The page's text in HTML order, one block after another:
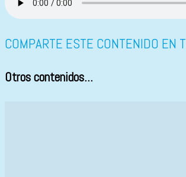
COMPARTE ESTE CONTENIDO EN
Otros contenidos...